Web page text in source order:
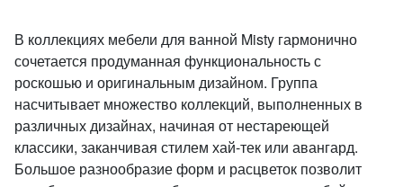
В коллекциях мебели для ванной Misty гармонично
сочетается продуманная функциональность с
роскошью и оригинальным дизайном. Группа
насчитывает множество коллекций, выполненных в
различных дизайнах, начиная от нестареющей
классики, заканчивая стилем хай-тек или авангард.
Большое разнообразие форм и расцветок позволит